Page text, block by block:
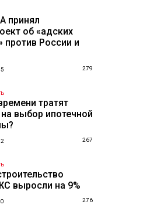
принял
об «адских
против России и
279
тратят
выбор ипотечной
267
выросли на 9%
276